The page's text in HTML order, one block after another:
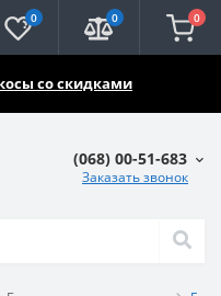
со скидками
0 0 0
(068) 00-51-683
Заказать звонок